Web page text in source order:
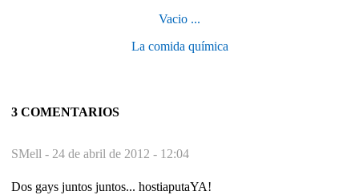
Vacio ...
La comida química
3 COMENTARIOS
SMell - 24 de abril de 2012 - 12:04
Dos gays juntos juntos... hostiaputaYA!